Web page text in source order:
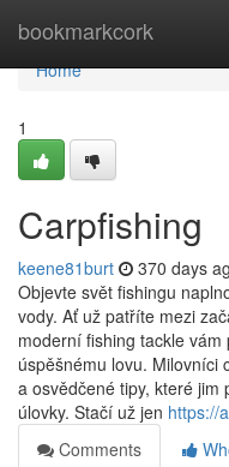
bookmarkcork
Home
Home
1
Carpfishing
keene81burt 370 days
Objevte svět fishingu
vody. Ať už patříte mezi
moderní fishing tackle
úspěšnému lovu. Milovníci
a osvědčené tipy, které
úlovky. Stačí už jen https://
Comments